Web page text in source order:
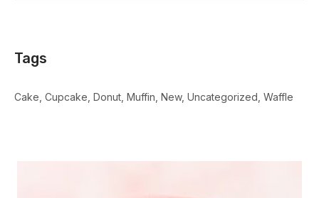
Tags
Cake Cupcake Donut Muffin New Uncategorized Waffle